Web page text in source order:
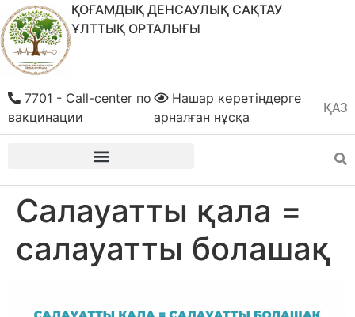
ҚОҒАМДЫҚ ДЕНСАУЛЫҚ САҚТАУ
ҰЛТТЫҚ ОРТАЛЫҒЫ
ҚАЗ
РУС
Нашар көретіндерге
арналған нұсқа
7701 - Call-center по
вакцинации
Салауатты қала =
салауатты болашақ